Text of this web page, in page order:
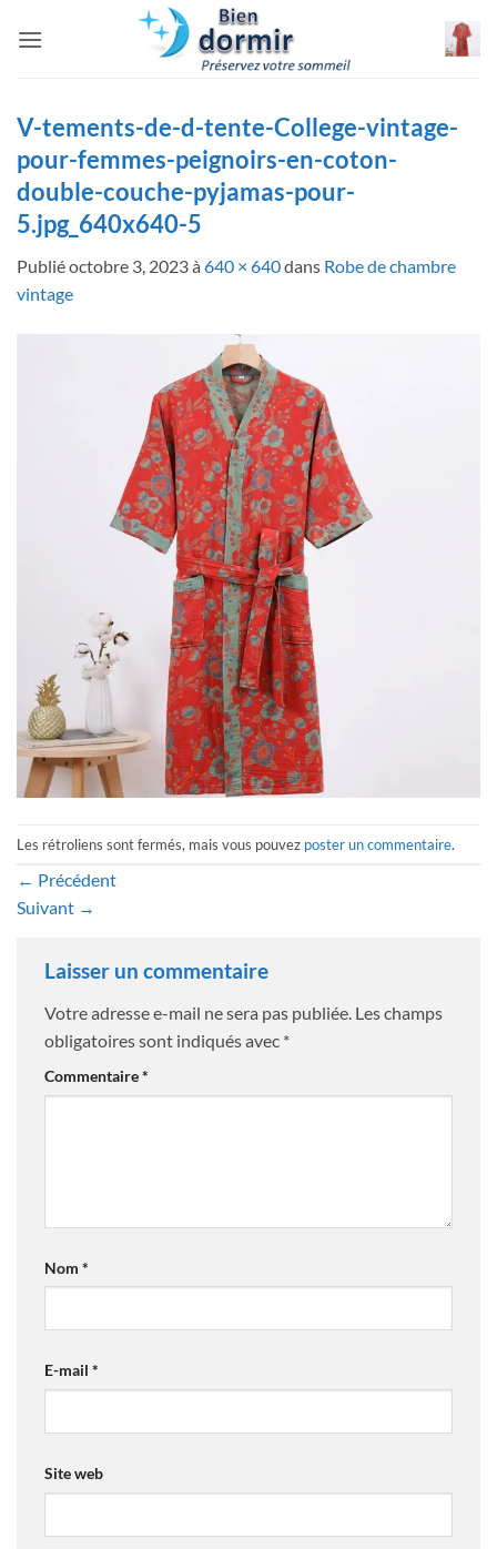
V-tements-de-d-tente-College-vintage-
pour-femmes-peignoirs-en-coton-
double-couche-pyjamas-pour-
5.jpg_640x640-5
Publiéoctobre 3, 2023à 640 × 640dans Robe de chambre
vintage
Les rétroliens sont fermés, mais vous pouvez poster un commentaire.
← Précédent
Suivant →
Laisser un commentaire
Votre adresse e-mail ne sera pas publiée. Les champs
obligatoires sont indiqués avec *
Commentaire*
Nom *
E-mail *
Site web